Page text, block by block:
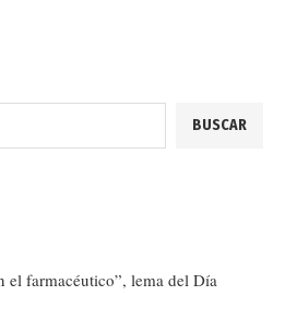
BUSCAR
el farmacéutico”, lema del Día